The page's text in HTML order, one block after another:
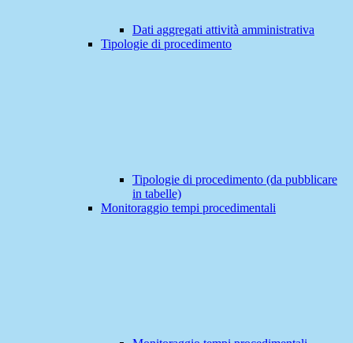
Dati aggregati attività amministrativa
Tipologie di procedimento
Tipologie di procedimento (da pubblicare
in tabelle)
Monitoraggio tempi procedimentali